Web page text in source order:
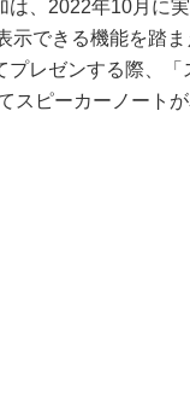
、2022年10月に
示できる機能を踏
プレゼンする際、
スピーカーノートが